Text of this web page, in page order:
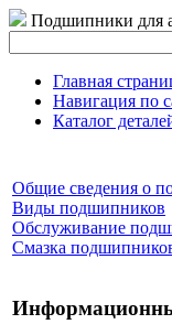
Подшипники для
Главная
Навигация по
Каталог
Общие сведения о
Виды подшипников
Обслуживание
Смазка